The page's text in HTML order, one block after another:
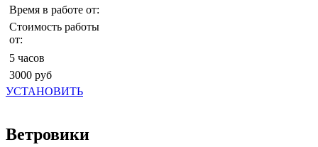
Время в работе от:
Стоимость работы
от:
5 часов
3000 руб
УСТАНОВИТЬ
Ветровики